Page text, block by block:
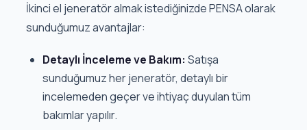
İkinci el jeneratör almak istediğinizde PENSA olarak
sunduğumuz avantajlar:
Detaylı İnceleme ve Bakım: Satışa
sunduğumuz her jeneratör, detaylı bir
incelemeden geçer ve ihtiyaç duyulan tüm
bakımlar yapılır.